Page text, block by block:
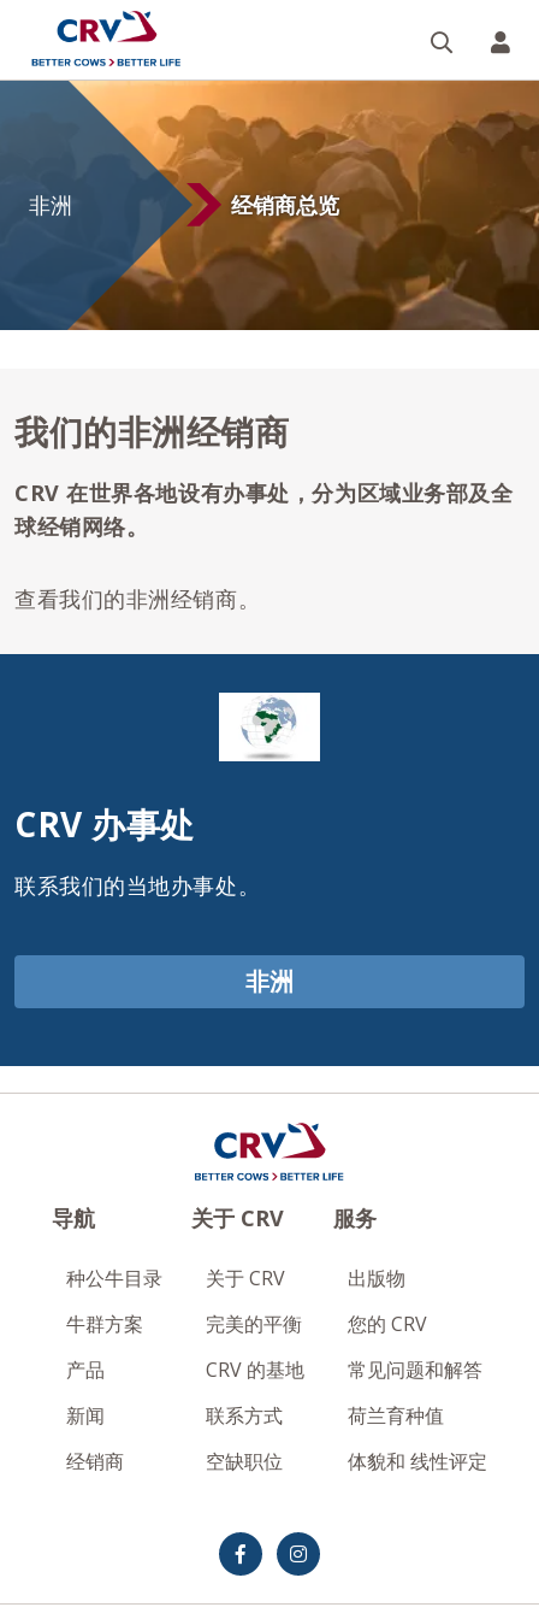
您
非洲 经销商总览
我们的非洲经销商
CRV 在世界各地设有办事处，分为区域业务部及全
球经销网络。
查看我们的非洲经销商。
CRV 办事处
联系我们的当地办事处。
非洲
导航
种公牛目录
牛群方案
产品
新闻
经销商
关于 CRV
关于 CRV
完美的平衡
CRV 的基地
联系方式
空缺职位
服务
出版物
您的 CRV
常见问题和解答
荷兰育种值
体貌和 线性评定